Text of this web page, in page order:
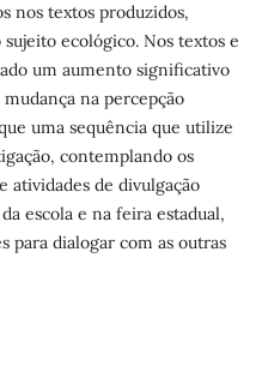
nos textos produzidos,
ecológico. Nos textos e
um aumento significativo
na percepção
uma sequência que utilize
contemplando os
atividades de divulgação
escola e na feira estadual,
para dialogar com as outras